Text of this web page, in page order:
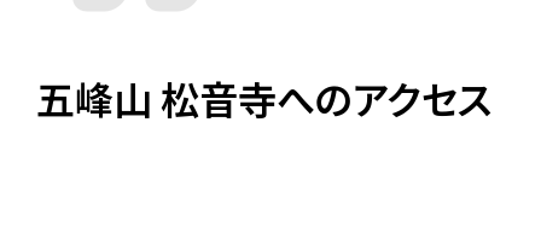
五峰山 松音寺へのアクセス